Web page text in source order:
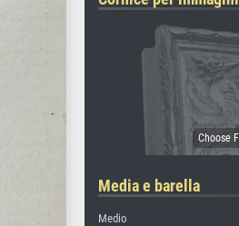
Media e barella
Medio